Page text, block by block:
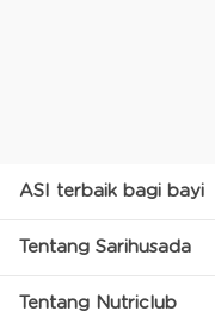
ASI terbaik bagi bayi
Tentang Sarihusada
Tentang Nutriclub